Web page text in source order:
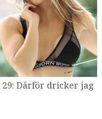
Därför dricker jag